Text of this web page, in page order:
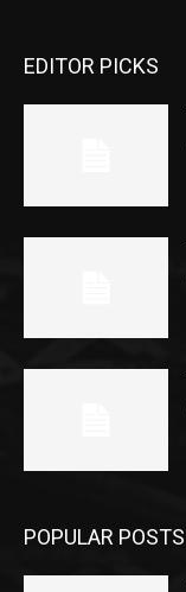
EDITOR PICKS
POPULAR POSTS